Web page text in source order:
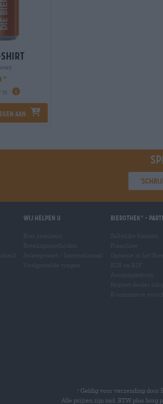
Shirt
aan
Wij helpen u Bierothek -
* Geldig voor verzending door
Alle prijzen zijn incl. BTW plus borg